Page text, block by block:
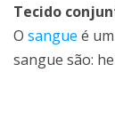
Tecido
O sangue é
sangue são: